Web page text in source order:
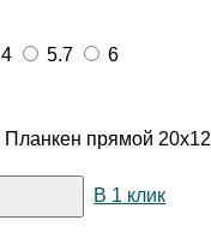
5.7
6
Планкен прямой
В 1 клик